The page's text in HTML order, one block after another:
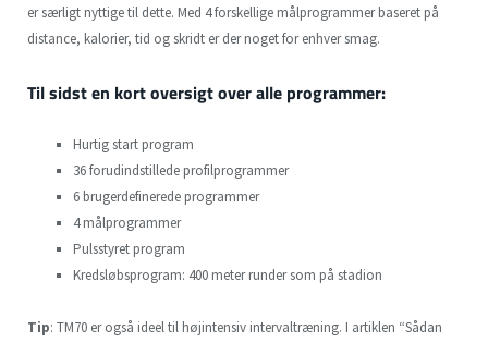
er særligt nyttige til dette. Med 4 forskellige målprogrammer baseret på
distance, kalorier, tid og skridt er der noget for enhver smag.
Til sidst en kort oversigt over alle programmer:
Hurtig start program
36 forudindstillede profilprogrammer
6 brugerdefinerede programmer
4 målprogrammer
Pulsstyret program
Kredsløbsprogram: 400 meter runder som på stadion
Tip: TM70 er også ideel til højintensiv intervaltræning. I artiklen “Sådan